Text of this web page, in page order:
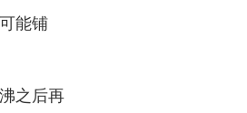
能铺
之后再